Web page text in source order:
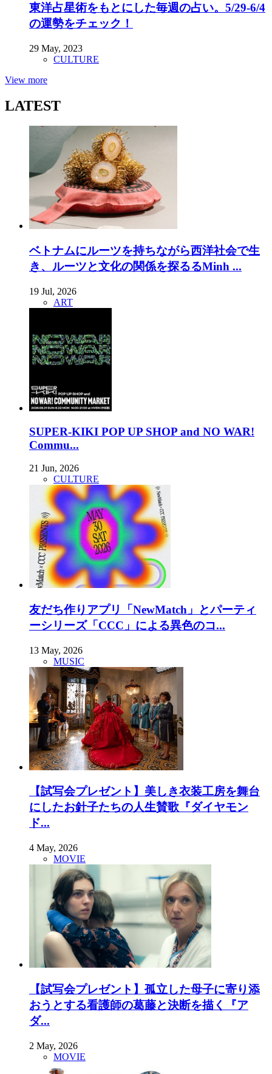
東洋占星術をもとにした毎週の占い。5/29-6/4
の運勢をチェック！
29 May, 2023
CULTURE
View more
LATEST
ベトナムにルーツを持ちながら西洋社会で生
き、ルーツと文化の関係を探るるMinh ...
19 Jul, 2026
ART
SUPER-KIKI POP UP SHOP and NO WAR!
Commu...
21 Jun, 2026
CULTURE
友だち作りアプリ「NewMatch」とパーティ
ーシリーズ「CCC」による異色のコ...
13 May, 2026
MUSIC
【試写会プレゼント】美しき衣装工房を舞台
にしたお針子たちの人生賛歌『ダイヤモン
ド...
4 May, 2026
MOVIE
【試写会プレゼント】孤立した母子に寄り添
おうとする看護師の葛藤と決断を描く『ア
ダ...
2 May, 2026
MOVIE